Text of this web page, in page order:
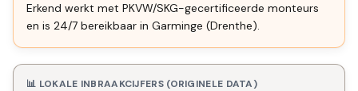
Erkend werkt met PKVW/SKG-gecertificeerde monteurs
en is 24/7 bereikbaar in Garminge (Drenthe).
📊 LOKALE INBRAAKCIJFERS (ORIGINELE DATA)